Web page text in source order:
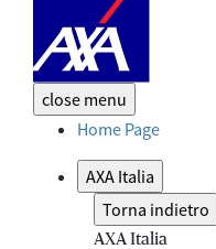
close menu
Home Page
AXA Italia
Torna indietro
AXA Italia